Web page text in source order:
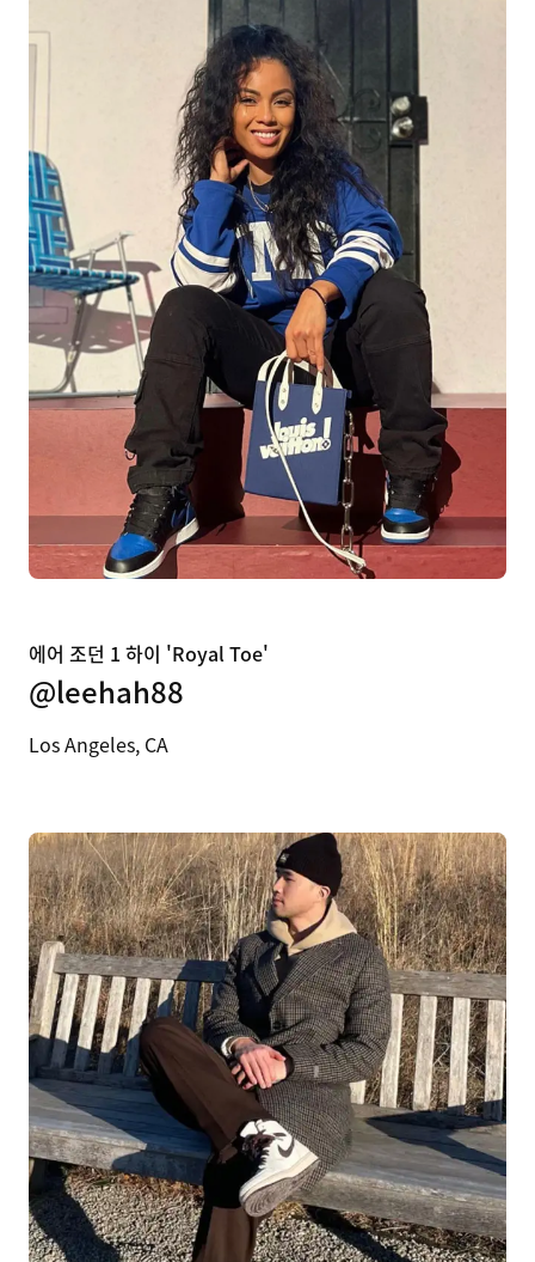
에어 조던 1 하이 'Royal Toe'
@leehah88
Los Angeles, CA